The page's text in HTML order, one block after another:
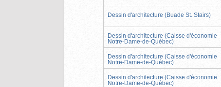
Dessin d'architecture (Buade St. Stairs)
Dessin d'architecture (Caisse d'économie
Notre-Dame-de-Québec)
Dessin d'architecture (Caisse d'économie
Notre-Dame-de-Québec)
Dessin d'architecture (Caisse d'économie
Notre-Dame-de-Québec)